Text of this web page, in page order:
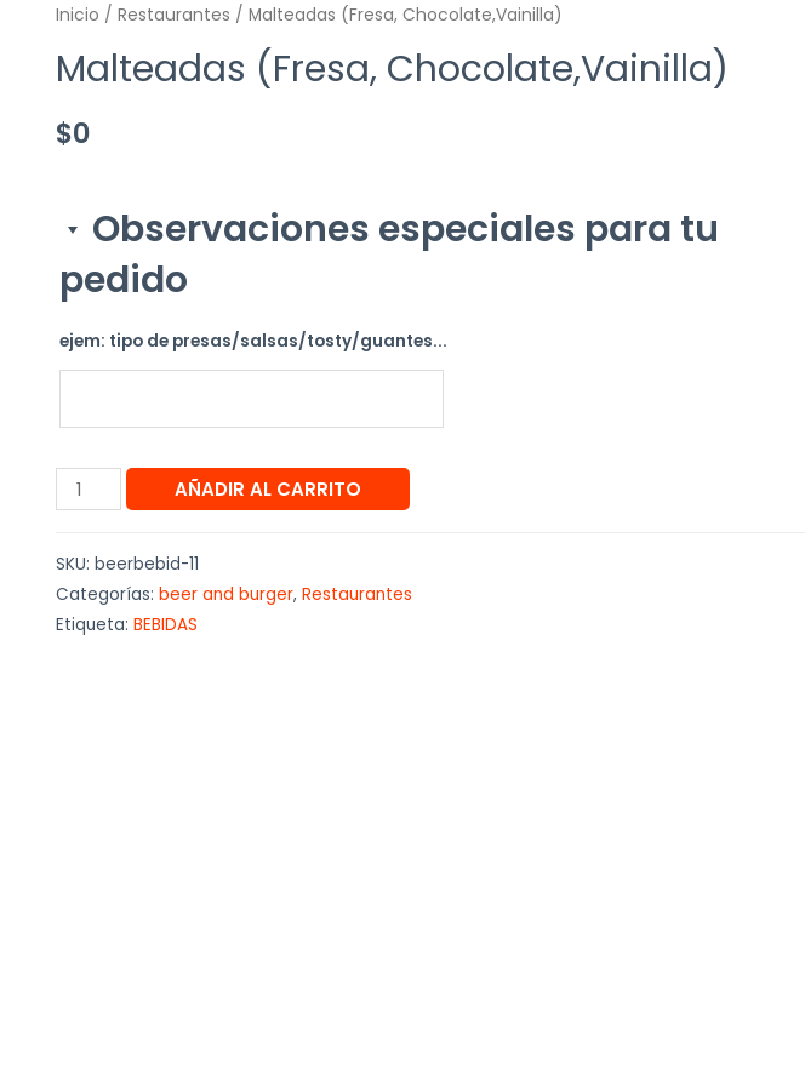
Inicio / Restaurantes / Malteadas (Fresa, Chocolate,Vainilla)
Malteadas (Fresa, Chocolate,Vainilla)
$0
Observaciones especiales para tu
pedido
ejem: tipo de presas/salsas/tosty/guantes...
AÑADIR AL CARRITO
SKU: beerbebid-11
Categorías: beer and burger, Restaurantes
Etiqueta: BEBIDAS